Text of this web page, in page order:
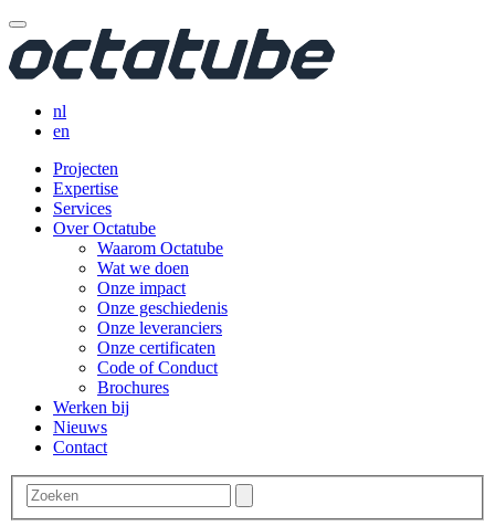
nl
en
Projecten
Expertise
Services
Over Octatube
Waarom Octatube
Wat we doen
Onze impact
Onze geschiedenis
Onze leveranciers
Onze certificaten
Code of Conduct
Brochures
Werken bij
Nieuws
Contact